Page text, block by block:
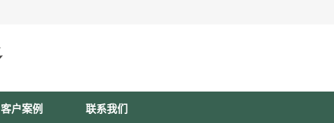
客户案例 联系我们